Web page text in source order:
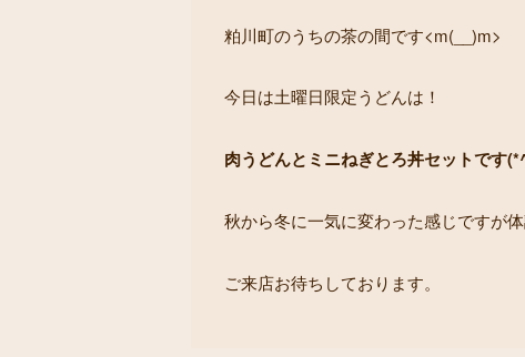
粕川町のうちの茶の間です<m(__)m>
今日は土曜日限定うどんは！
肉うどんとミニねぎとろ丼セットです
秋から冬に一気に変わった感じですが
ご来店お待ちしております。